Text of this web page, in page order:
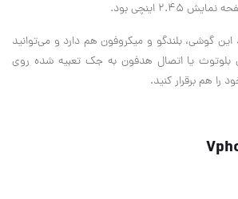
اینچی بود.
گوشی، بلندگو و میکروفون هم دارد و می‌توانید
بلوتوث یا اتصال هدفون به جک تعبیه شده روی
هم برقرار کنید.